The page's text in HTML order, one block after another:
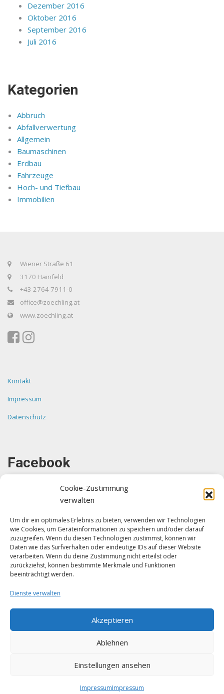
Cookie-Zustimmung
verwalten
Um dir ein optimales Erlebnis zu bieten, verwenden wir Technologien
wie Cookies, um Geräteinformationen zu speichern und/oder darauf
zuzugreifen. Wenn du diesen Technologien zustimmst, können wir
Daten wie das Surfverhalten oder eindeutige IDs auf dieser Website
verarbeiten. Wenn du deine Zustimmung nicht erteilst oder
zurückziehst, können bestimmte Merkmale und Funktionen
beeinträchtigt werden.
Dienste verwalten
Akzeptieren
Ablehnen
Einstellungen ansehen
ImpressumImpressum
Dezember 2016
Oktober 2016
September 2016
Juli 2016
Kategorien
Abbruch
Abfallverwertung
Allgemein
Baumaschinen
Erdbau
Fahrzeuge
Hoch- und Tiefbau
Immobilien
Wiener Straße 61
3170 Hainfeld
+43 2764 7911-0
office@zoechling.at
www.zoechling.at
Kontakt
Impressum
Datenschutz
Facebook
Klicke auf "Ich stimme zu", um Facebook
zu aktivieren
Ich stimme zu